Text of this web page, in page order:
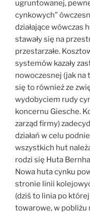
ugruntowanej,
cynkowych”
działające wówczas
stawały się na
przestarzałe.
systemów kazały
nowoczesnej (jak na
się to również ze
wydobyciem rudy
koncernu Giesche.
zarząd firmy)
działań w celu
wszystkich hut
rodzi się Huta
Nowa huta cynku
stronie linii
(dziś to linia po
towarowe, w